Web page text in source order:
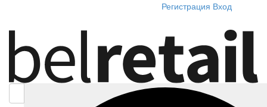
Регистрация Вход